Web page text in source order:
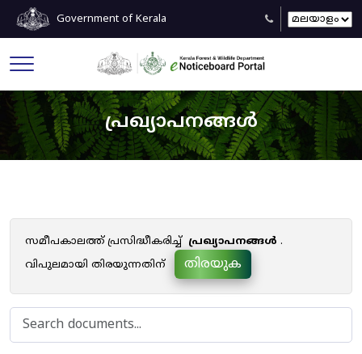
Government of Kerala
പ്രഖ്യാപനങ്ങൾ
സമീപകാലത്ത് പ്രസിദ്ധീകരിച്ച് പ്രഖ്യാപനങ്ങൾ .
വിപുലമായി തിരയുന്നതിന്
തിരയുക